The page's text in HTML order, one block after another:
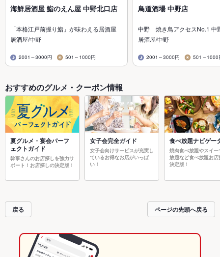
海鮮居酒屋 鮨のえん屋 中野北口店
「本格江戸前握り鮨」が味わえる居酒屋
居酒屋/中野
2001～3000円 501～1000円
鳥道酒場 中野店
中野 焼き鳥アクセスNo.1
居酒屋/中野
2001～3000円 501～1000
おすすめのグルメ・クーポン情報
夏グルメ・宴会パーフ
ェクトガイド
幹事さんのお店探しを強力サ
ポート！お店探しの決定版！
女子会完全ガイド
女子会向けサービスが充実し
ているお得なお店がいっぱ
い！
食べ放題ナビゲー
焼肉食べ放題やスイー
放題など食べ放題お店
決定版！
戻る ページの先頭へ戻る